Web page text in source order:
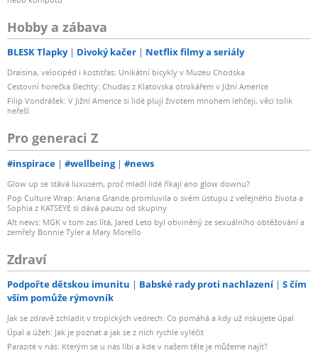
Hobby a zábava
BLESK Tlapky Divoký kačer Netflix filmy a seriály
Draisina, velocipéd i kostitřas: Unikátní bicykly v Muzeu Chodska
Cestovní horečka šlechty: Chuďas z Klatovska otrokářem v Jižní Americe
Filip Vondrášek: V Jižní Americe si lidé plují životem mnohem lehčeji, věci tolik
neřeší
Pro generaci Z
#inspirace #wellbeing #news
Glow up se stává luxusem, proč mladí lidé říkají ano glow downu?
Pop Culture Wrap: Ariana Grande promluvila o svém ústupu z veřejného života a
Sophia z KATSEYE si dává pauzu od skupiny
Alt news: MGK v tom zas lítá, Jared Leto byl obviněný ze sexuálního obtěžování a
zemřely Bonnie Tyler a Mary Morello
Zdraví
Podpořte dětskou imunitu Babské rady proti nachlazení
S čím
vším pomůže rýmovník
Jak se zdravě zchladit v tropických vedrech: Co pomáhá a kdy už riskujete úpal
Úpal a úžeh: Jak je poznat a jak se z nich rychle vyléčit
Parazité v nás: Kterým se u nás líbí a kde v našem těle je můžeme najít?